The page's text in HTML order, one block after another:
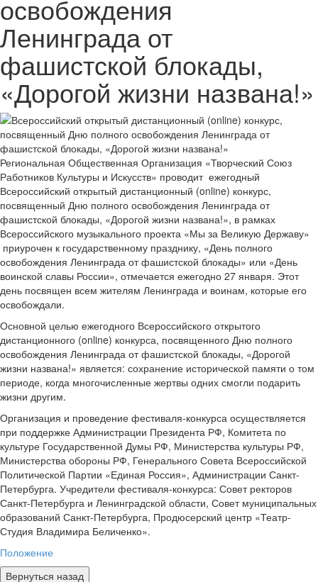
освобождения
Ленинграда от
фашистской блокады,
«Дорогой жизни названа!»
Региональная Общественная Организация «Творческий Союз
Работников Культуры и Искусств» проводит ежегодный
Всероссийский открытый дистанционный (online) конкурс,
посвященный Дню полного освобождения Ленинграда от
фашистской блокады, «Дорогой жизни названа!», в рамках
Всероссийского музыкального проекта «Мы за Великую Державу»
приурочен к государственному празднику, «День полного
освобождения Ленинграда от фашистской блокады» или «День
воинской славы России», отмечается ежегодно 27 января. Этот
день посвящен всем жителям Ленинграда и воинам, которые его
освобождали.
Основной целью ежегодного Всероссийского открытого
дистанционного (online) конкурса, посвященного Дню полного
освобождения Ленинграда от фашистской блокады, «Дорогой
жизни названа!» является: сохранение исторической памяти о том
периоде, когда многочисленные жертвы одних смогли подарить
жизни другим.
Организация и проведение фестиваля-конкурса осуществляется
при поддержке Администрации Президента РФ, Комитета по
культуре Государственной Думы РФ, Министерства культуры РФ,
Министерства обороны РФ, Генерального Совета Всероссийской
Политической Партии «Единая Россия», Администрации Санкт-
Петербурга. Учредители фестиваля-конкурса: Совет ректоров
Санкт-Петербурга и Ленинградской области, Совет муниципальных
образований Санкт-Петербурга, Продюсерский центр «Театр-
Студия Владимира Беличенко».
Положение